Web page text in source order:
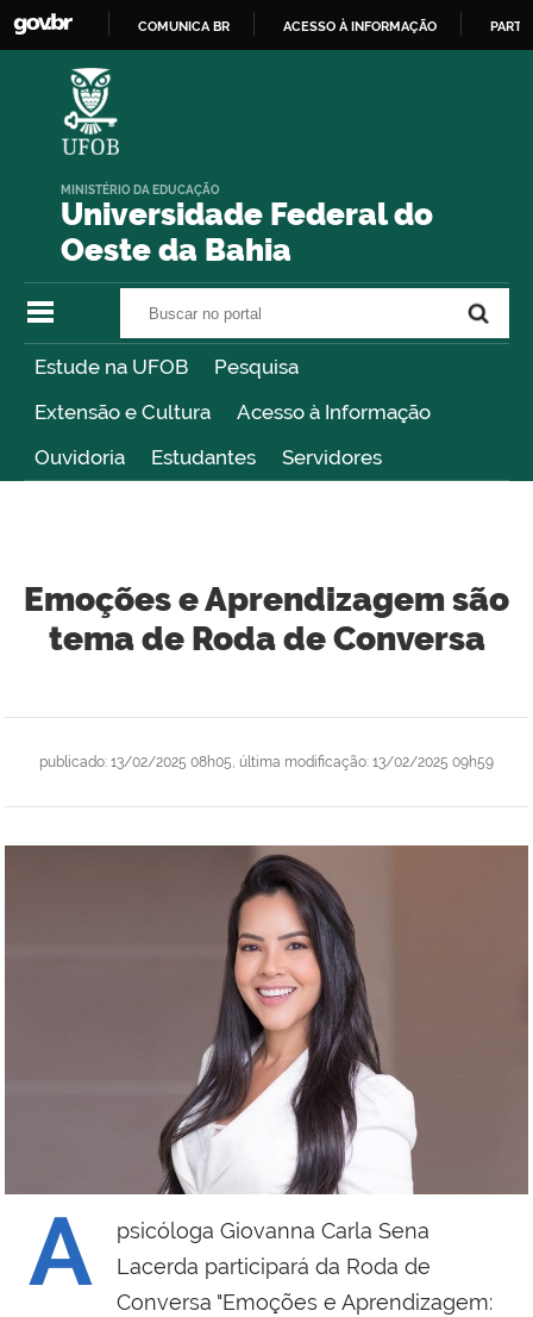
COMUNICA BR ACESSO À INFORMAÇÃO
Universidade Federal do
Oeste da Bahia
MINISTÉRIO DA EDUCAÇÃO
Estude na UFOB
Pesquisa
Extensão e Cultura
Acesso à Informação
Ouvidoria
Estudantes Servidores
Emoções e Aprendizagem são
tema de Roda de Conversa
publicado: 13/02/2025 08h05 última modificação: 13/02/2025 09h59
A
psicóloga Giovanna Carla Sena
Lacerda participará da Roda de
Conversa "Emoções e Aprendizagem: